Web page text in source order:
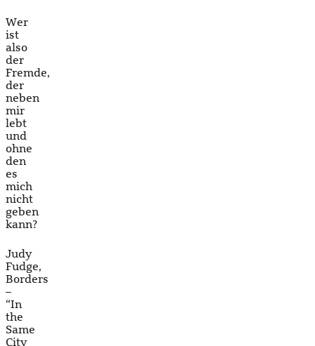
Wer
ist
also
der
Fremde,
der
neben
mir
lebt
und
ohne
den
es
mich
nicht
geben
kann?
Judy
Fudge,
Borders
–
“In
the
Same
City